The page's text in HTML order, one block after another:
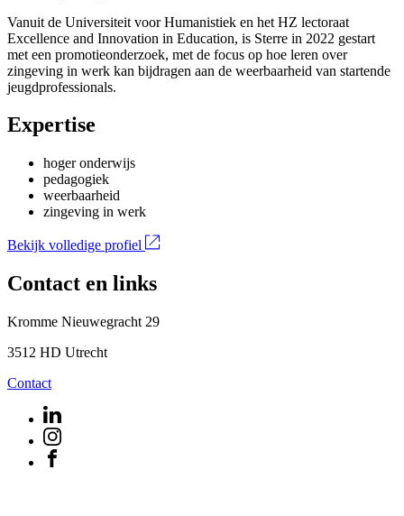
Vanuit de Universiteit voor Humanistiek en het HZ lectoraat
Excellence and Innovation in Education, is Sterre in 2022 gestart
met een promotieonderzoek, met de focus op hoe leren over
zingeving in werk kan bijdragen aan de weerbaarheid van startende
jeugdprofessionals.
Expertise
hoger onderwijs
pedagogiek
weerbaarheid
zingeving in werk
Bekijk volledige profiel
Contact en links
Kromme Nieuwegracht 29
3512 HD Utrecht
Contact